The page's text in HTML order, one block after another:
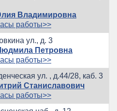
Владимировна
работы>>
ул., д. 3
Петровна
работы>>
ул. , д.44/28, каб. 3
Станиславович
работы>>